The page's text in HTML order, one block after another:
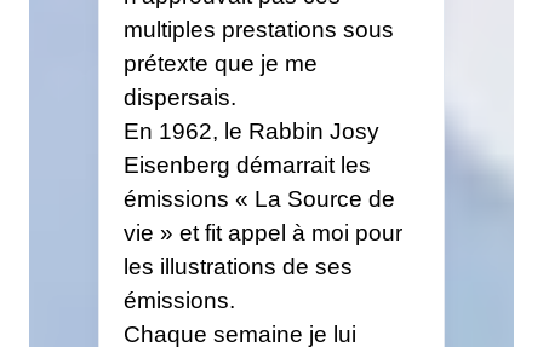
multiples prestations sous
prétexte que je me
dispersais.
En 1962, le Rabbin Josy
Eisenberg démarrait les
émissions « La Source de
vie » et fit appel à moi pour
les illustrations de ses
émissions.
Chaque semaine je lui